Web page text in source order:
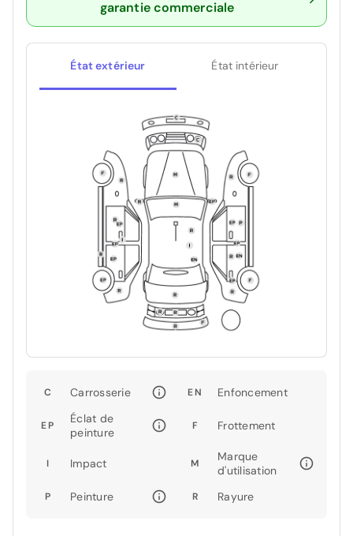
garantie commerciale
État extérieur État intérieur
C Carrosserie EN Enfoncement
EP
Éclat de
peinture
F Frottement
I Impact M
Marque
d'utilisation
P Peinture R Rayure